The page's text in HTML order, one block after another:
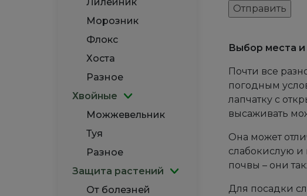
Морозник
Флокс
Хоста
Разное
Хвойные
Можжевельник
Туя
Разное
Защита растений
От болезней
Выбор места и
Почти все
погодным
лапчатку с
высаживать
Она может
слабокислую
почвы – они
Для посадки